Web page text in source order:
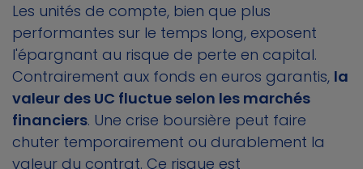
Les unités de compte, bien que plus
performantes sur le temps long, exposent
l'épargnant au risque de perte en capital.
Contrairement aux fonds en euros garantis, la
valeur des UC fluctue selon les marchés
financiers. Une crise boursière peut faire
chuter temporairement ou durablement la
valeur du contrat. Ce risque est